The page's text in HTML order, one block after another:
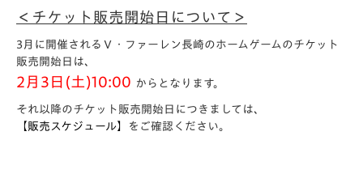
＜チケット販売開始日について＞
3月に開催されるＶ・ファーレン長崎のホームゲームのチケット
販売開始日は、
2月3日(土)10:00 からとなります。
それ以降のチケット販売開始日につきましては、
【販売スケジュール】
をご確認ください。